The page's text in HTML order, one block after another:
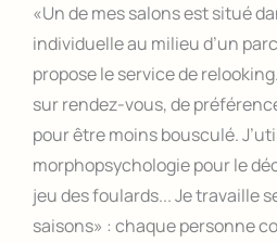
«Un de mes salons est situé
individuelle au milieu d’un
propose le service de
sur rendez-vous, de
pour être moins bousculé.
morphopsychologie pour le
jeu des foulards... Je travaille
saisons» : chaque personne